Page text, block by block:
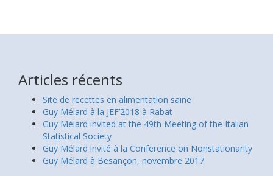
Articles récents
Site de recettes en alimentation saine
Guy Mélard à la JEF’2018 à Rabat
Guy Mélard invited at the 49th Meeting of the Italian
Statistical Society
Guy Mélard invité à la Conference on Nonstationarity
Guy Mélard à Besançon, novembre 2017